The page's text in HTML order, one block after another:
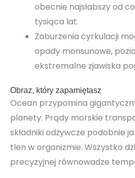
obecnie najsłabszy od
tysiąca lat.
Zaburzenia cyrkulacji
opady monsunowe,
ekstremalne zjawiska
Obraz, który zapamiętasz
Ocean przypomina
planety. Prądy morskie
składniki odżywcze podobnie
tlen w organizmie. Wszystko
precyzyjnej równowadze